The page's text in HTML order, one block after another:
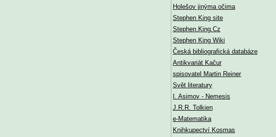
Holešov jinýma očima
Stephen King site
Stephen.King.Cz
Stephen King Wiki
Česká bibliografická databáze
Antikvariát Kačur
spisovatel Martin Reiner
Svět literatury
I. Asimov - Nemesis
J.R.R. Tolkien
e-Matematika
Knihkupectví Kosmas